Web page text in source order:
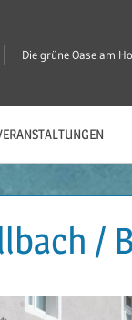
Die grüne Oase am
/